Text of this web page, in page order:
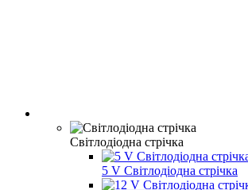
Світлодіодна стрічка
5 V Світлодіодна стрічка